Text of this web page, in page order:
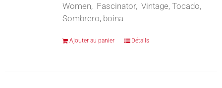
Women, Fascinator, Vintage, Tocado,
Sombrero, boina
Ajouter au panier Détails